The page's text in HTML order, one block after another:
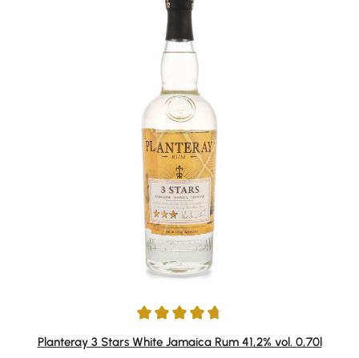
Durchschnittliche Bewertung von 4.83 von 5 Sternen
Planteray 3 Stars White Jamaica Rum 41,2% vol. 0,70l